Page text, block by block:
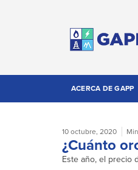
ACERCA DE GAPP
10 octubre, 2020
¿Cuánto
Este año, el precio